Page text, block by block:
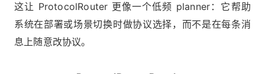
这让 ProtocolRouter 更像一个低频 planner：它帮助
系统在部署或场景切换时做协议选择，而不是在每条消
息上随意改协议。